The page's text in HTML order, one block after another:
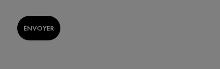
ENVOYER